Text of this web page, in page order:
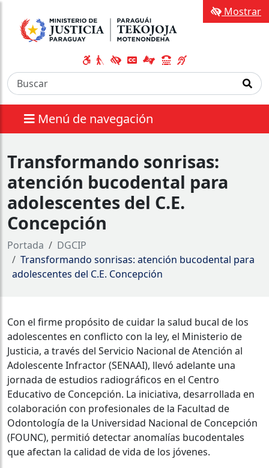
Menú de navegación
Mostrar
Transformando sonrisas:
atención bucodental para
adolescentes del C.E.
Concepción
Portada
DGCIP
Transformando sonrisas: atención bucodental para
adolescentes del C.E. Concepción
Con el firme propósito de cuidar la salud bucal de los
adolescentes en conflicto con la ley, el Ministerio de
Justicia, a través del Servicio Nacional de Atención al
Adolescente Infractor (SENAAI), llevó adelante una
jornada de estudios radiográficos en el Centro
Educativo de Concepción. La iniciativa, desarrollada en
colaboración con profesionales de la Facultad de
Odontología de la Universidad Nacional de Concepción
(FOUNC), permitió detectar anomalías bucodentales
que afectan la calidad de vida de los jóvenes.